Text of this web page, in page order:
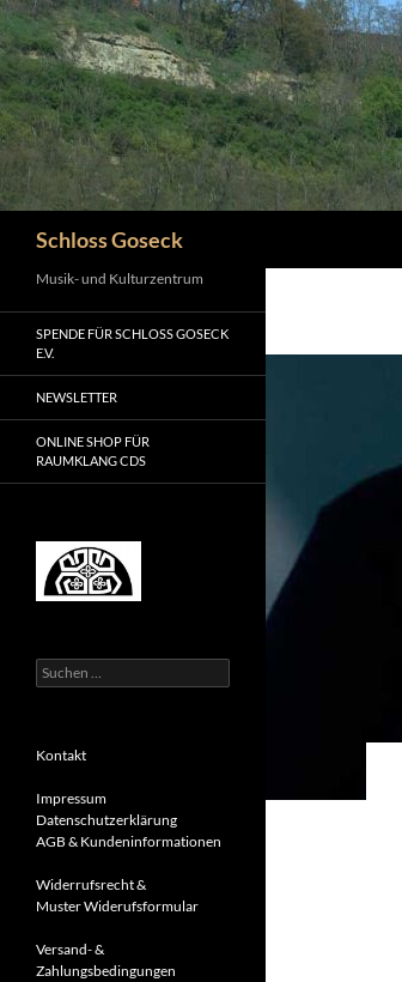
Zum
Inhalt
springen
Schloss Goseck
Musik- und Kulturzentrum
SPENDE FÜR SCHLOSS GOSECK
E.V.
NEWSLETTER
ONLINE SHOP FÜR
RAUMKLANG CDS
Suchen
nach:
Kontakt
Impressum
Datenschutzerklärung
AGB & Kundeninformationen
Widerrufsrecht &
Muster Widerufsformular
Versand- &
Zahlungsbedingungen